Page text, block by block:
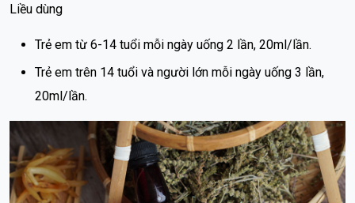
Liều dùng
Trẻ em từ 6-14 tuổi mỗi ngày uống 2 lần, 20ml/lần.
Trẻ em trên 14 tuổi và người lớn mỗi ngày uống 3 lần,
20ml/lần.